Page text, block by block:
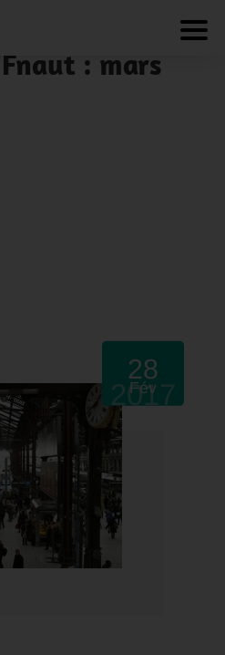
: mars
28
Fév
2017